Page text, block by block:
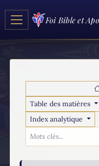
Foi Bible et
Table des matières
Index analytique